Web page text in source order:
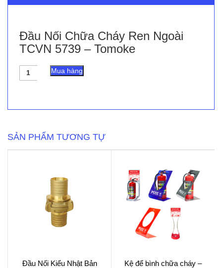
Đầu Nối Chữa Cháy Ren Ngoài
TCVN 5739 – Tomoke
Đầu
-
Tomoke
Mua hàng
SẢN PHẨM TƯƠNG TỰ
Đầu Nối Kiểu Nhật Bản
Kệ để bình chữa cháy –